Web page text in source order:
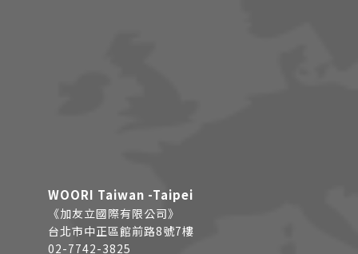
WOORI Taiwan -Taipei
《加友立國際有限公司》
台北市中正區館前路8號7樓
02-7742-3825